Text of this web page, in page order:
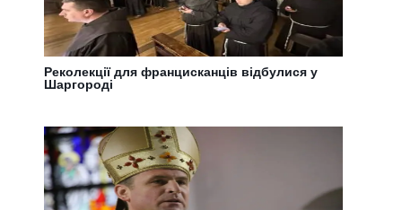
Реколекції для францисканців відбулися у
Шаргороді